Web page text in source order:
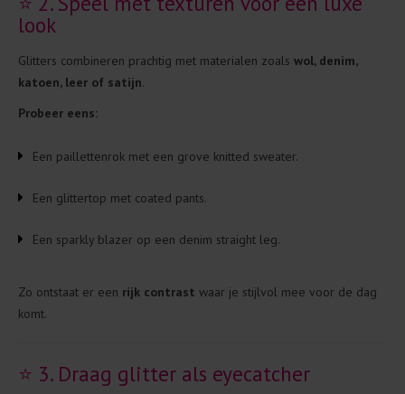
look
Glitters combineren prachtig met materialen zoals wol, denim,
katoen, leer of satijn.
Probeer eens:
Een paillettenrok met een grove knitted sweater.
Een glittertop met coated pants.
Een sparkly blazer op een denim straight leg.
Zo ontstaat er een rijk contrast waar je stijlvol mee voor de dag
komt.
⭐ 3. Draag glitter als eyecatcher